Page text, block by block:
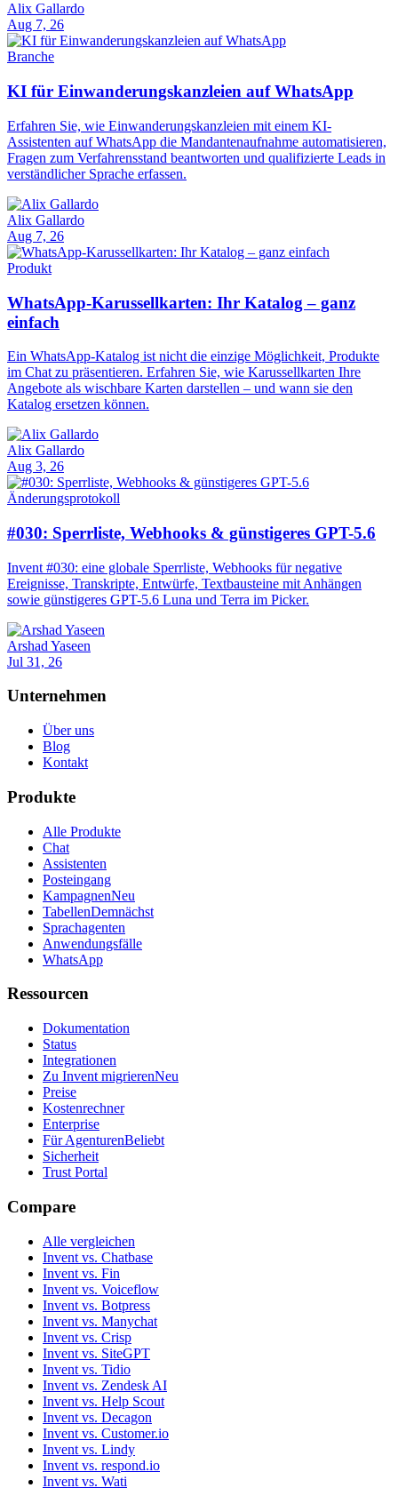
Alix Gallardo
Aug 7, 26
Branche
KI für Einwanderungskanzleien auf WhatsApp
Erfahren Sie, wie Einwanderungskanzleien mit einem KI-
Assistenten auf WhatsApp die Mandantenaufnahme automatisieren,
Fragen zum Verfahrensstand beantworten und qualifizierte Leads in
verständlicher Sprache erfassen.
Alix Gallardo
Aug 7, 26
Produkt
WhatsApp-Karussellkarten: Ihr Katalog – ganz
einfach
Ein WhatsApp-Katalog ist nicht die einzige Möglichkeit, Produkte
im Chat zu präsentieren. Erfahren Sie, wie Karussellkarten Ihre
Angebote als wischbare Karten darstellen – und wann sie den
Katalog ersetzen können.
Alix Gallardo
Aug 3, 26
Änderungsprotokoll
#030: Sperrliste, Webhooks & günstigeres GPT-5.6
Invent #030: eine globale Sperrliste, Webhooks für negative
Ereignisse, Transkripte, Entwürfe, Textbausteine mit Anhängen
sowie günstigeres GPT-5.6 Luna und Terra im Picker.
Arshad Yaseen
Jul 31, 26
Unternehmen
Über uns
Blog
Kontakt
Produkte
Alle Produkte
Chat
Assistenten
Posteingang
KampagnenNeu
TabellenDemnächst
Sprachagenten
Anwendungsfälle
WhatsApp
Ressourcen
Dokumentation
Status
Integrationen
Zu Invent migrierenNeu
Preise
Kostenrechner
Enterprise
Für AgenturenBeliebt
Sicherheit
Trust Portal
Compare
Alle vergleichen
Invent vs. Chatbase
Invent vs. Fin
Invent vs. Voiceflow
Invent vs. Botpress
Invent vs. Manychat
Invent vs. Crisp
Invent vs. SiteGPT
Invent vs. Tidio
Invent vs. Zendesk AI
Invent vs. Help Scout
Invent vs. Decagon
Invent vs. Customer.io
Invent vs. Lindy
Invent vs. respond.io
Invent vs. Wati